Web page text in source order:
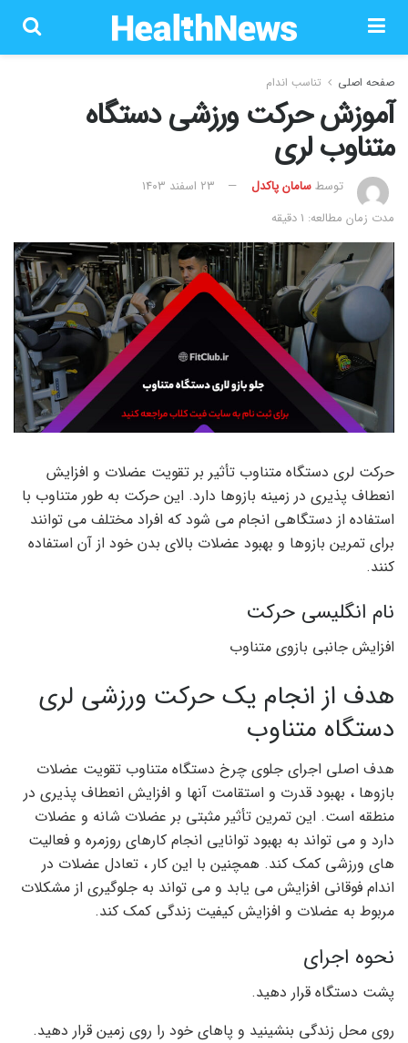
صفحه اصلی تناسب اندام
آموزش حرکت ورزشی دستگاه
متناوب لری
توسطسامان پاکدل
۲۳ اسفند ۱۴۰۳
مدت زمان مطالعه: 1 دقیقه
حرکت لری دستگاه متناوب تأثیر بر تقویت عضلات و افزایش
انعطاف پذیری در زمینه بازوها دارد. این حرکت به طور متناوب با
استفاده از دستگاهی انجام می شود که افراد مختلف می توانند
برای تمرین بازوها و بهبود عضلات بالای بدن خود از آن استفاده
کنند.
نام انگلیسی حرکت
افزایش جانبی بازوی متناوب
هدف از انجام یک حرکت ورزشی لری
دستگاه متناوب
هدف اصلی اجرای جلوی چرخ دستگاه متناوب تقویت عضلات
بازوها ، بهبود قدرت و استقامت آنها و افزایش انعطاف پذیری در
منطقه است. این تمرین تأثیر مثبتی بر عضلات شانه و عضلات
دارد و می تواند به بهبود توانایی انجام کارهای روزمره و فعالیت
های ورزشی کمک کند. همچنین با این کار ، تعادل عضلات در
اندام فوقانی افزایش می یابد و می تواند به جلوگیری از مشکلات
مربوط به عضلات و افزایش کیفیت زندگی کمک کند.
نحوه اجرای
پشت دستگاه قرار دهید.
روی محل زندگی بنشینید و پاهای خود را روی زمین قرار دهید.